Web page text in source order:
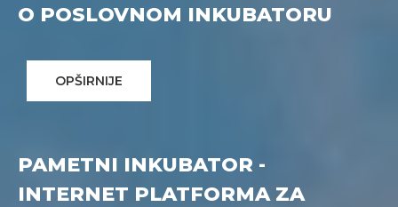
O POSLOVNOM INKUBATORU
OPŠIRNIJE
PAMETNI INKUBATOR -
INTERNET PLATFORMA ZA